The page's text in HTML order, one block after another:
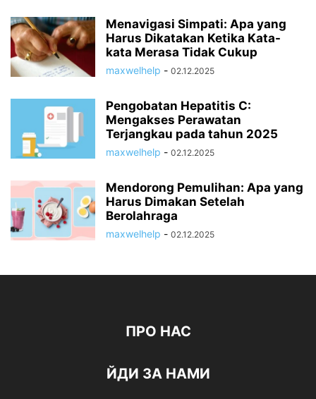
Menavigasi Simpati: Apa yang
Harus Dikatakan Ketika Kata-
kata Merasa Tidak Cukup
maxwelhelp - 02.12.2025
Pengobatan Hepatitis C:
Mengakses Perawatan
Terjangkau pada tahun 2025
maxwelhelp - 02.12.2025
Mendorong Pemulihan: Apa yang
Harus Dimakan Setelah
Berolahraga
maxwelhelp - 02.12.2025
ПРО НАС
ЙДИ ЗА НАМИ